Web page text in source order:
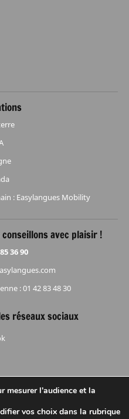
: Easylangues Mobility
avec plaisir !
36 90
: 01 42 83 48 30
réseaux sociaux
Espace réduction
Groupes
mesurer l'audience et la
vos choix dans la rubrique